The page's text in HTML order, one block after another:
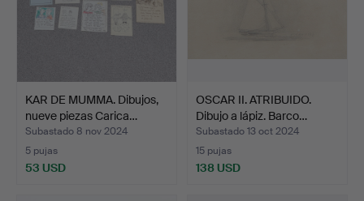
KAR DE MUMMA. Dibujos,
nueve piezas Carica…
Subastado 8 nov 2024
5 pujas
53 USD
OSCAR II. ATRIBUIDO.
Dibujo a lápiz. Barco…
Subastado 13 oct 2024
15 pujas
138 USD